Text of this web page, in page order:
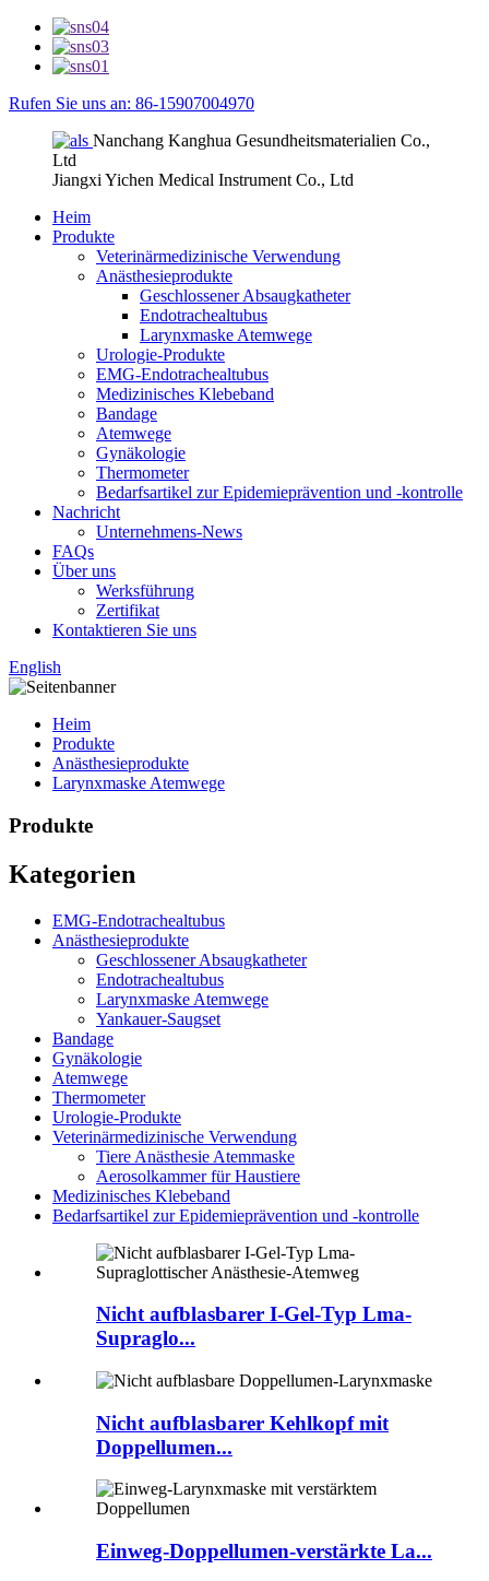
Rufen Sie uns an: 86-15907004970
Nanchang Kanghua Gesundheitsmaterialien Co.,
Ltd
Jiangxi Yichen Medical Instrument Co., Ltd
Heim
Produkte
Veterinärmedizinische Verwendung
Anästhesieprodukte
Geschlossener Absaugkatheter
Endotrachealtubus
Larynxmaske Atemwege
Urologie-Produkte
EMG-Endotrachealtubus
Medizinisches Klebeband
Bandage
Atemwege
Gynäkologie
Thermometer
Bedarfsartikel zur Epidemieprävention und -kontrolle
Nachricht
Unternehmens-News
FAQs
Über uns
Werksführung
Zertifikat
Kontaktieren Sie uns
English
Heim
Produkte
Anästhesieprodukte
Larynxmaske Atemwege
Produkte
Kategorien
EMG-Endotrachealtubus
Anästhesieprodukte
Geschlossener Absaugkatheter
Endotrachealtubus
Larynxmaske Atemwege
Yankauer-Saugset
Bandage
Gynäkologie
Atemwege
Thermometer
Urologie-Produkte
Veterinärmedizinische Verwendung
Tiere Anästhesie Atemmaske
Aerosolkammer für Haustiere
Medizinisches Klebeband
Bedarfsartikel zur Epidemieprävention und -kontrolle
Nicht aufblasbarer I-Gel-Typ Lma-
Supraglo...
Nicht aufblasbarer Kehlkopf mit
Doppellumen...
Einweg-Doppellumen-verstärkte La...